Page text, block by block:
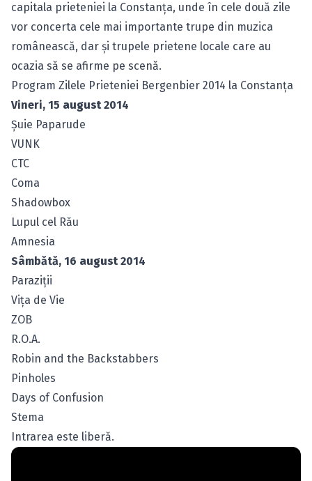
capitala prieteniei la Constanţa, unde în cele două zile
vor concerta cele mai importante trupe din muzica
românească, dar şi trupele prietene locale care au
ocazia să se afirme pe scenă.
Program Zilele Prieteniei Bergenbier 2014 la Constanţa
Vineri, 15 august2014
Şuie Paparude
VUNK
CTC
Coma
Shadowbox
Lupul cel Rău
Amnesia
Sâmbătă, 16 august2014
Paraziţii
Viţa de Vie
ZOB
R.O.A.
Robin and the Backstabbers
Pinholes
Days of Confusion
Stema
Intrarea este liberă.